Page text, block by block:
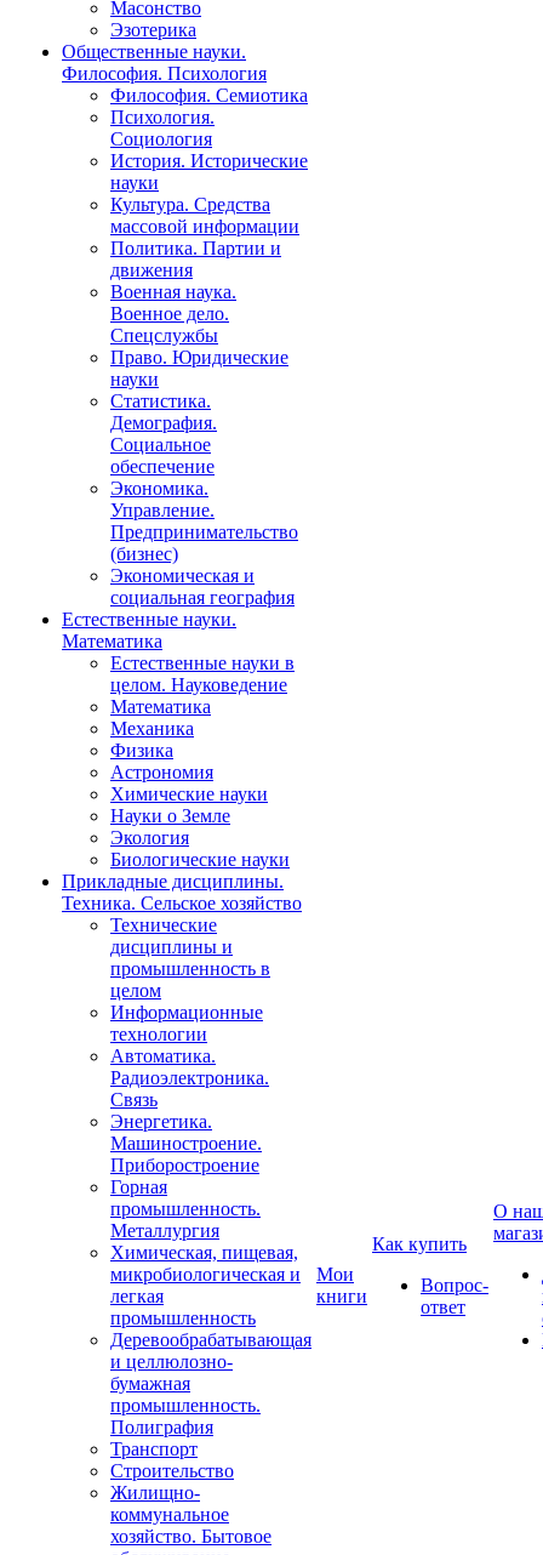
Масонство
Эзотерика
Общественные науки.
Философия. Психология
Философия. Семиотика
Психология.
Социология
История. Исторические
науки
Культура. Средства
массовой информации
Политика. Партии и
движения
Военная наука.
Военное дело.
Спецслужбы
Право. Юридические
науки
Статистика.
Демография.
Социальное
обеспечение
Экономика.
Управление.
Предпринимательство
(бизнес)
Экономическая и
социальная география
Естественные науки.
Математика
Естественные науки в
целом. Науковедение
Математика
Механика
Физика
Астрономия
Химические науки
Науки о Земле
Экология
Биологические науки
Прикладные дисциплины.
Техника. Сельское хозяйство
Технические
дисциплины и
промышленность в
целом
Информационные
технологии
Автоматика.
Радиоэлектроника.
Связь
Энергетика.
Машиностроение.
Приборостроение
Горная
промышленность.
Металлургия
Химическая, пищевая,
микробиологическая и
легкая
промышленность
Деревообрабатывающая
и целлюлозно-
бумажная
промышленность.
Полиграфия
Транспорт
Строительство
Жилищно-
коммунальное
хозяйство. Бытовое
Мои
книги
Как купить
Вопрос-
ответ
О